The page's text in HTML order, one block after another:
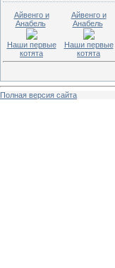
Айвенго и
Анабель
Наши первые
котята
Айвенго и
Анабель
Наши первые
котята
Полная версия сайта